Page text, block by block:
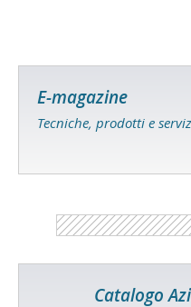
E-magazine
Tecniche, prodotti e
Catalogo